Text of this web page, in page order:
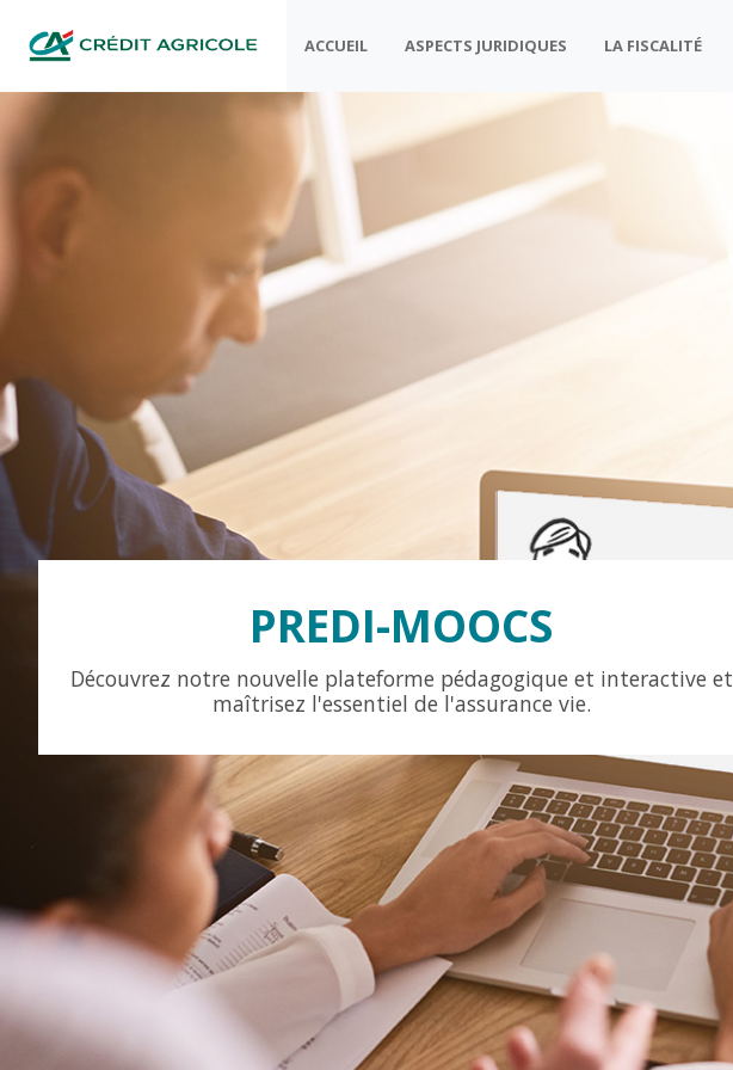
ACCUEIL ASPECTS JURIDIQUES LA FISCALITÉ
PREDI-MOOCS
Découvrez notre nouvelle plateforme pédagogique et interactive et
maîtrisez l'essentiel de l'assurance vie.